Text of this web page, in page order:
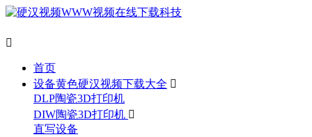

首页
设备黄色硬汉视频下载大全 
DLP陶瓷3D打印机
DIW陶瓷3D打印机 
直写设备